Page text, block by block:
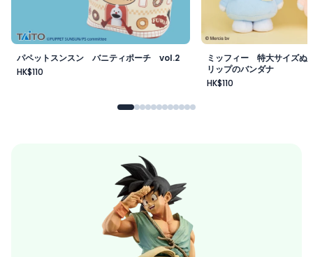
パペットスンスン バニティポーチ vol.2
HK$110
ミッフィー 特大サイズぬ
リップのバンダナ
HK$110